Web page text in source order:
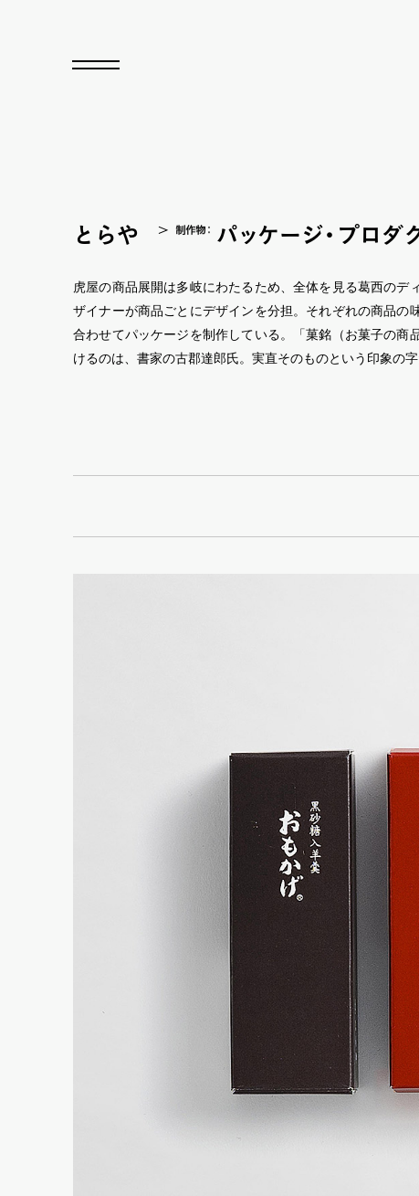
とらや 制作物： パッケージ・ プロダ
虎屋の商品展開は多岐にわたるため、全体を見る葛西のデ
ザイナーが商品ごとにデザインを分担。それぞれの商品の
合わせてパッケージを制作している。「菓銘（お菓子の商
けるのは、書家の古郡達郎氏。実直そのものという印象の字